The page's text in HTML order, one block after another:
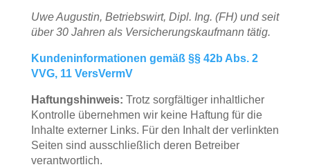
Uwe Augustin, Betriebswirt, Dipl. Ing. (FH) und seit
über 30 Jahren als Versicherungskaufmann tätig.
Kundeninformationen gemäß §§ 42b Abs. 2
VVG, 11 VersVermV
Haftungshinweis: Trotz sorgfältiger inhaltlicher
Kontrolle übernehmen wir keine Haftung für die
Inhalte externer Links. Für den Inhalt der verlinkten
Seiten sind ausschließlich deren Betreiber
verantwortlich.